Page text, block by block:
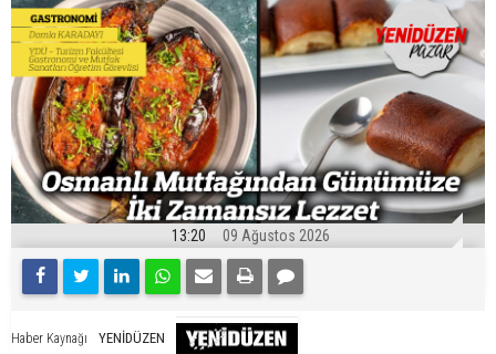
13:20 09 Ağustos 2026
Haber Kaynağı YENİDÜZEN